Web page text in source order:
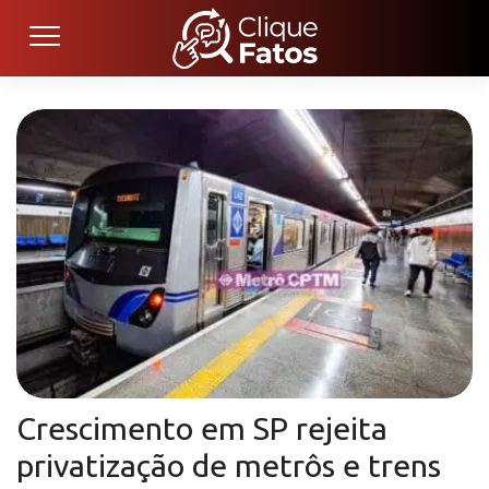
Crescimento em SP rejeita
privatização de metrôs e trens